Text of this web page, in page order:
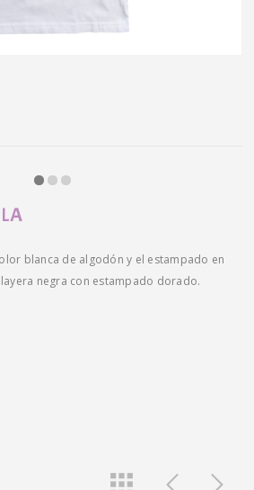
blanca de algodón y el estampado en
negra con estampado dorado.